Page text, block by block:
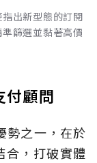
出新型態的訂閱
篩選並黏著高價
付顧問
勢之一，在於
，打破實體